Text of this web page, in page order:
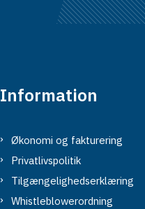
Information
Økonomi og fakturering
Privatlivspolitik
Tilgængelighedserklæring
Whistleblowerordning